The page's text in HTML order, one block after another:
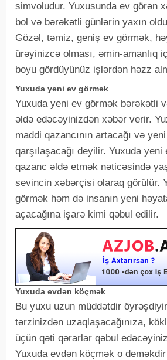
simvoludur. Yuxusunda ev görən
bol və bərəkətli günlərin yaxın
Gözəl, təmiz, geniş ev görmək,
ürəyinizcə olması, əmin-amanlıq
boyu gördüyünüz işlərdən həzz
Yuxuda yeni ev görmək
Yuxuda yeni ev görmək bərəkətli
əldə edəcəyinizdən xəbər verir.
maddi qazancının artacağı və
qarşılaşacağı deyilir. Yuxuda yeni
qazanc əldə etmək nəticəsində
sevincin xəbərçisi olaraq görülür.
görmək həm də insanın yeni
açacağına işarə kimi qəbul edilir.
Yuxuda evdən köçmək
Bu yuxu uzun müddətdir
tərzinizdən uzaqlaşacağınıza,
üçün qəti qərarlar qəbul
Yuxuda evdən köçmək o